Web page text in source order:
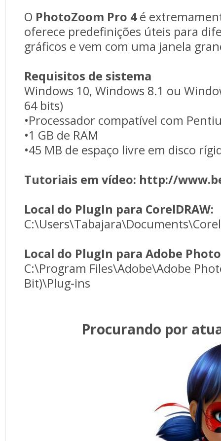
O PhotoZoom Pro 4é
oferece predefinições úteis para
gráficos e vem com uma janela
Requisitos de sistema
Windows 10, Windows 8.1 ou
64 bits)
•Processador compatível com
•1 GB de RAM
•45 MB de espaço livre em disco
Tutoriais em vídeo: http://
Local do PlugIn para CorelDRAW:
Local do PlugIn para Adobe
C:\Program Files\Adobe\Adobe
Bit)\Plug-ins
Procurando por